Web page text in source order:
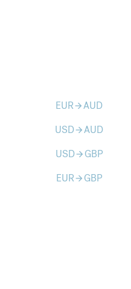
EURarrow_forwardAUD
USDarrow_forwardAUD
USDarrow_forward GBP
EURarrow_forward GBP